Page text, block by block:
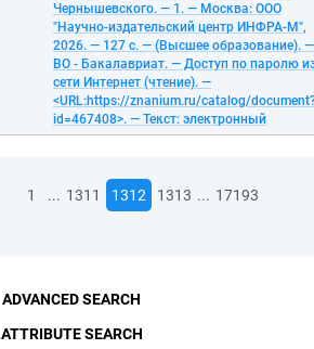
Чернышевского. — 1. — Москва: ООО
"Научно-издательский центр ИНФРА-М",
2026. — 127 с. — (Высшее образование). —
ВО - Бакалавриат. — Доступ по паролю
сети Интернет (чтение). —
<URL:https://znanium.ru/catalog/
id=467408>. — Текст: электронный
1 ... 1311 1312 1313 ... 17193
ADVANCED SEARCH
ATTRIBUTE SEARCH